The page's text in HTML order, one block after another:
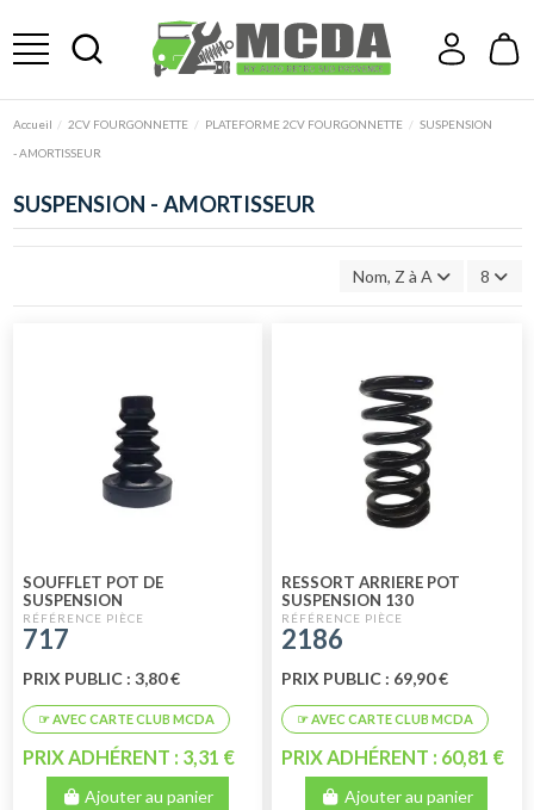
Accueil 2CV FOURGONNETTE PLATEFORME 2CV FOURGONNETTE
SUSPENSION
- AMORTISSEUR
SUSPENSION - AMORTISSEUR
Nom, Z à A 8
SOUFFLET POT DE
SUSPENSION
717
PRIX PUBLIC : 3,80 €
PRIX ADHÉRENT : 3,31 €
Ajouter au panier
RESSORT ARRIERE POT
SUSPENSION 130
2186
PRIX PUBLIC : 69,90 €
PRIX ADHÉRENT : 60,81 €
Ajouter au panier